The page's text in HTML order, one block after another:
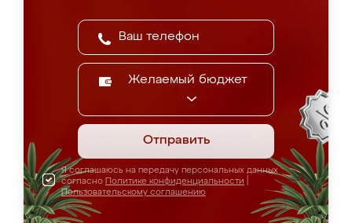
Желаемый бюджет
Отправить
Я соглашаюсь на передачу персональных данных
согласно Политике конфиденциальности
Пользовательскому соглашению